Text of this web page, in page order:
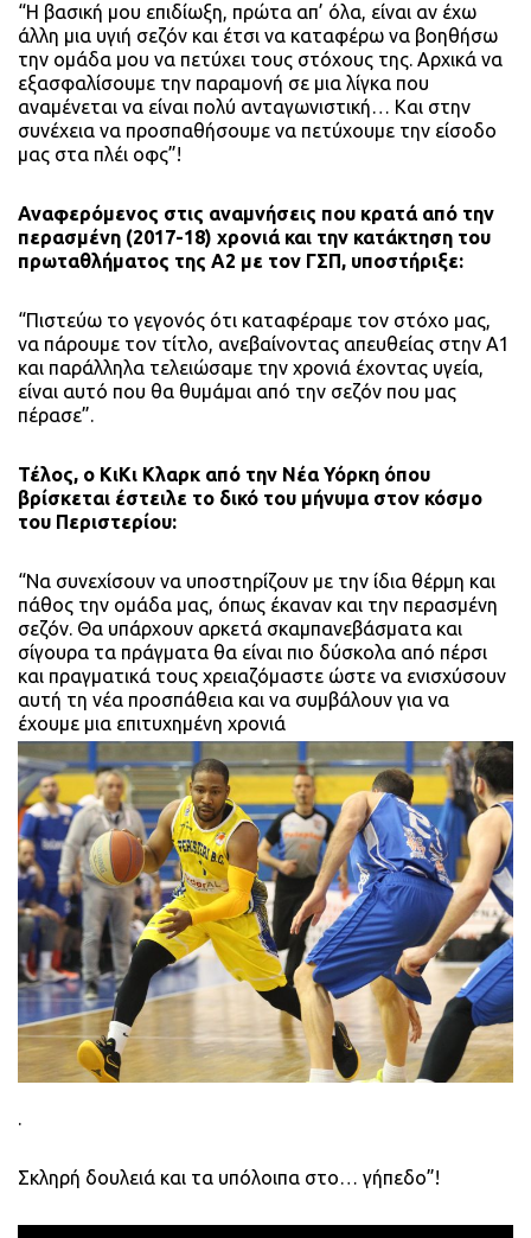
“Η βασική μου επιδίωξη, πρώτα απ’ όλα, είναι αν έχω
άλλη μια υγιή σεζόν και έτσι να καταφέρω να βοηθήσω
την ομάδα μου να πετύχει τους στόχους της. Αρχικά να
εξασφαλίσουμε την παραμονή σε μια λίγκα που
αναμένεται να είναι πολύ ανταγωνιστική… Και στην
συνέχεια να προσπαθήσουμε να πετύχουμε την είσοδο
μας στα πλέι οφς”!
Αναφερόμενος στις αναμνήσεις που κρατά από την
περασμένη (2017-18) χρονιά και την κατάκτηση του
πρωταθλήματος της Α2 με τον ΓΣΠ, υποστήριξε:
“Πιστεύω το γεγονός ότι καταφέραμε τον στόχο μας,
να πάρουμε τον τίτλο, ανεβαίνοντας απευθείας στην Α1
και παράλληλα τελειώσαμε την χρονιά έχοντας υγεία,
είναι αυτό που θα θυμάμαι από την σεζόν που μας
πέρασε”.
Τέλος, ο ΚιΚι Κλαρκ από την Νέα Υόρκη όπου
βρίσκεται έστειλε το δικό του μήνυμα στον κόσμο
του Περιστερίου:
“Να συνεχίσουν να υποστηρίζουν με την ίδια θέρμη και
πάθος την ομάδα μας, όπως έκαναν και την περασμένη
σεζόν. Θα υπάρχουν αρκετά σκαμπανεβάσματα και
σίγουρα τα πράγματα θα είναι πιο δύσκολα από πέρσι
και πραγματικά τους χρειαζόμαστε ώστε να ενισχύσουν
αυτή τη νέα προσπάθεια και να συμβάλουν για να
έχουμε μια επιτυχημένη χρονιά
Σκληρή δουλειά και τα υπόλοιπα στο… γήπεδο”!